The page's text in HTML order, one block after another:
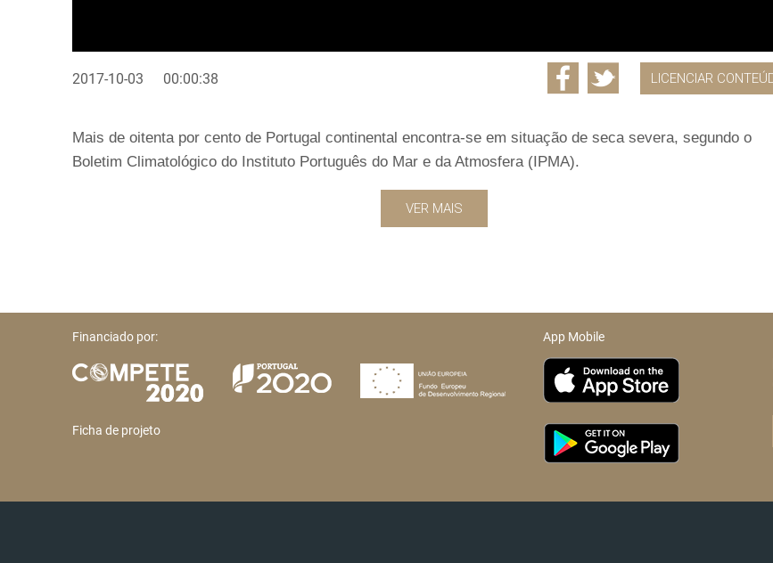
2017-10-03 00:00:38 LICENCIAR
Mais de oitenta por cento de Portugal continental encontra-se em situação de seca severa, segundo o
Boletim Climatológico do Instituto Português do Mar e da Atmosfera (IPMA).
VER MAIS
Financiado por:
Ficha de projeto
App Mobile